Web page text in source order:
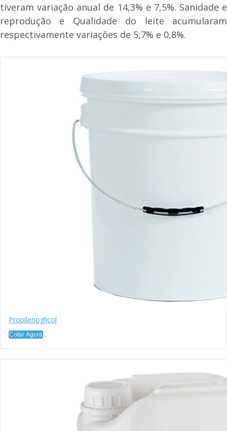
tiveram variação anual de 14,3% e 7,5%. Sanidade e
reprodução e Qualidade do leite acumularam
respectivamente variações de 5,7% e 0,8%.
Propilenoglicol
Cotar Agora